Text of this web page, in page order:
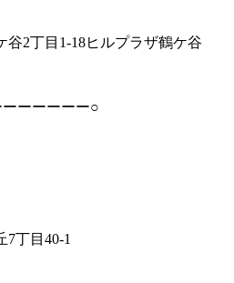
2丁目1-18ヒルプラザ鶴ケ谷
ーーーーー○
丁目40-1